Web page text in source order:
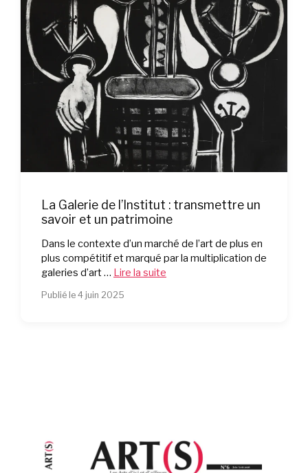
La Galerie de l’Institut : transmettre un
savoir et un patrimoine
Dans le contexte d’un marché de l’art de plus en
plus compétitif et marqué par la multiplication de
galeries d’art … Lire la suite
Publié le 4 juin 2025